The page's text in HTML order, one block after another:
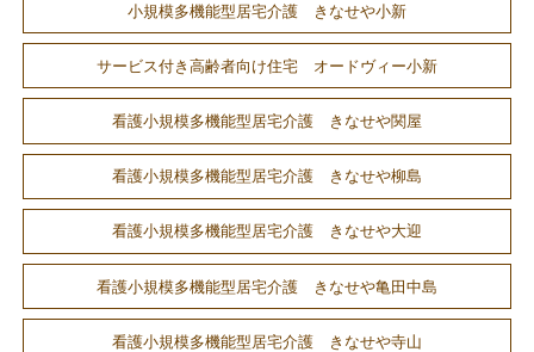
小規模多機能型居宅介護 きなせや小新
サービス付き高齢者向け住宅 オードヴィー小新
看護小規模多機能型居宅介護 きなせや関屋
看護小規模多機能型居宅介護 きなせや柳島
看護小規模多機能型居宅介護 きなせや大迎
看護小規模多機能型居宅介護 きなせや亀田中島
看護小規模多機能型居宅介護 きなせや寺山